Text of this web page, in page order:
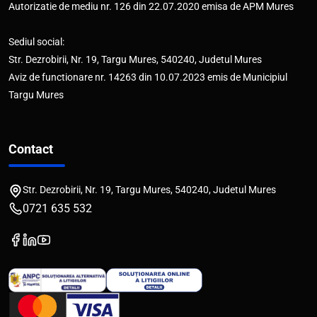
Autorizatie de mediu nr. 126 din 22.07.2020 emisa de APM Mures
Sediul social:
Str. Dezrobirii, Nr. 19, Targu Mures, 540240, Judetul Mures
Aviz de functionare nr. 14263 din 10.07.2023 emis de Municipiul
Targu Mures
Contact
Str. Dezrobirii, Nr. 19, Targu Mures, 540240, Judetul Mures
0721 635 532